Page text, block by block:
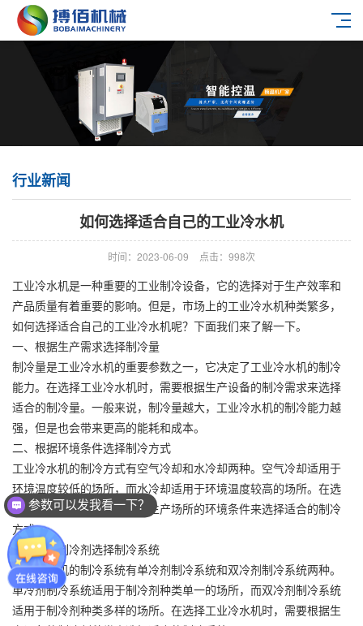
行业新闻
如何选择适合自己的工业冷水机
时间：2023-06-09 点击：998次
工业冷水机是一种重要的工业制冷设备，它的选择对于生产效率和
产品质量有着重要的影响。但是，市场上的工业冷水机种类繁多，
如何选择适合自己的工业冷水机呢？下面我们来了解一下。
一、根据生产需求选择制冷量
制冷量是工业冷水机的重要参数之一，它决定了工业冷水机的制冷
能力。在选择工业冷水机时，需要根据生产设备的制冷需求来选择
适合的制冷量。一般来说，制冷量越大，工业冷水机的制冷能力越
强，但是也会带来更高的能耗和成本。
二、根据环境条件选择制冷方式
工业冷水机的制冷方式有空气冷却和水冷却两种。空气冷却适用于
环境温度较低的场所，而水冷却适用于环境温度较高的场所。在选
择工业冷水机时，需要根据生产场所的环境条件来选择适合的制冷
方式。
三、根据制冷剂选择制冷系统
工业冷水机的制冷系统有单冷剂制冷系统和双冷剂制冷系统两种。
单冷剂制冷系统适用于制冷剂种类单一的场所，而双冷剂制冷系统
适用于制冷剂种类多样的场所。在选择工业冷水机时，需要根据生
参数可以发我看一下？